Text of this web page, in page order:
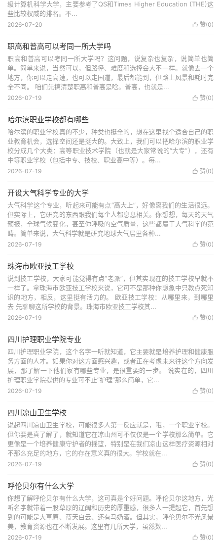
级计算机科学大学，主要参考了QS和Times Higher Education (THE)这
些比较权威的排名。不...
 赞(0)
2026-07-20
职高和普高可以考同一所大学吗
职高和普高可以考同一所大学吗？这问题，说复杂也复杂，说简单也简
单。简单来说，当然可以，但路径、难度和选择会大不一样。就像去一个
地方，你可以走高速，也可以走国道，最后都能到，但路上风景和耗时完
全不同。 咱们先搞清楚职高和普高是啥。普高，也就是...
 赞(0)
2026-07-19
哈尔滨职业学校都有哪些
哈尔滨的职业学校真的不少，种类也挺全的，想在这里找个适合自己的职
业教育机会，选择空间还是挺大的。大致上，我们可以把哈尔滨的职业学
校分成几个大类：高等职业技术学院（也就是大家常说的“大专”），还有
中等职业学校（包括中专、技校、职业高中等）。每...
 赞(0)
2026-07-19
开设大气科学专业的大学
大气科学这个专业，听起来可能有点“高大上”，好像离我们的生活很远。
但实际上，它研究的东西跟我们每个人都息息相关。你想想，每天的天气
预报，全球气候变化，甚至你呼吸的空气质量，这些都属于大气科学的范
畴。简单来说，大气科学就是研究地球大气层里各种...
 赞(0)
2026-07-19
珠海市欧亚技工学校
说到技工学校，大家可能觉得有点“老派”，但其实现在的技工学校早就不
一样了。拿珠海市欧亚技工学校来说，它可不是那种你想象中只教点死知
识的地方，相反，这里挺有活力的。 欧亚技工学校：从哪里来，到哪里
去 先聊聊这所学校的背景。珠海市欧亚技工学校其...
 赞(0)
2026-07-19
四川护理职业学院专业
四川护理职业学院，这个名字一听就知道，它主要就是培养护理和健康服
务方面的人才。如果你对这方面感兴趣，或者正在考虑未来往这个方向发
展，那了解一下他们家有哪些专业，是很重要的一步。 说实在的，四川
护理职业学院提供的专业可不止“护理”那么简单，它...
 赞(0)
2026-07-19
四川凉山卫生学校
说起四川凉山卫生学校，可能很多人第一反应就是，哦，一个职业学校。
但你要是真了解了，就知道它在凉山州可不仅仅是一个学校那么简单。它
更像是一个培养健康守护者的摇篮，特别是在我们凉山这样医疗资源相对
不那么充足的地方，它的存在意义真的很大。学校就在...
 赞(0)
2026-07-19
呼伦贝尔有什么大学
你想了解呼伦贝尔有什么大学，这可真是个好问题。呼伦贝尔这地方，光
听名字就带着一股草原的辽阔和历史的厚重感，很多人一提起它，首先想
到的可能是大草原、蓝天白云、还有马奶酒。但其实，呼伦贝尔不光风景
美，教育资源也在不断发展。这里有几所大学，虽然数...
 赞(0)
2026-07-19